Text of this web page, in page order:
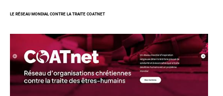
après
loi
du
13
avril
2016
LE RÉSEAU MONDIAL CONTRE LA TRAITE COATNET